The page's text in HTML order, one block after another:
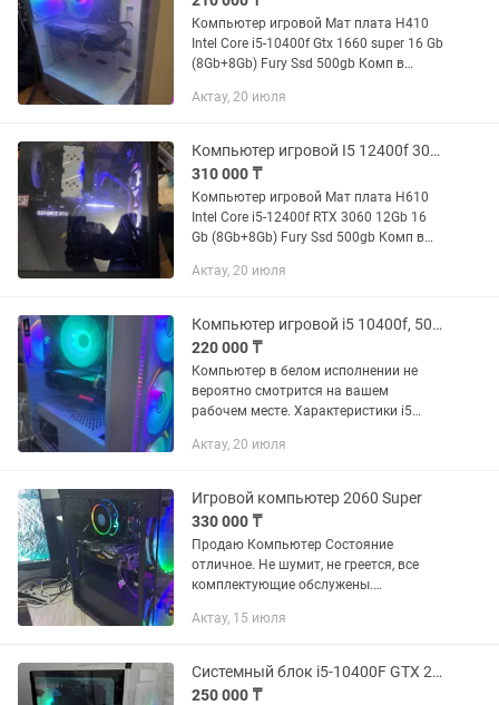
Компьютер игровой Мат плата H410
Intel Core i5-10400f Gtx 1660 super 16 Gb
(8Gb+8Gb) Fury Ssd 500gb Комп в
игры без проблем
Актау, 20 июля
Компьютер игровой I5 12400f 3060 12gb ssd 500 16 озу
310 000 ₸
Компьютер игровой Мат плата H610
Intel Core i5-12400f RTX 3060 12Gb 16
Gb (8Gb+8Gb) Fury Ssd 500gb Комп в
игры без проблем
Актау, 20 июля
Компьютер игровой i5 10400f, 500ссд ,16озу, б560мат. Плата, 1660 super
220 000 ₸
Компьютер в белом исполнении не
вероятно смотрится на вашем
рабочем месте. Характеристики i5
Блок питания 600в Видеокарта
Актау, 20 июля
Игровой компьютер 2060 Super
330 000 ₸
Продаю Компьютер Состояние
отличное. Не шумит, не греется, все
комплектующие обслужены.
Компьютер тянет игры без проблем,
видео,...
Актау, 15 июля
Системный блок i5-10400F GTX 2060 Super
250 000 ₸